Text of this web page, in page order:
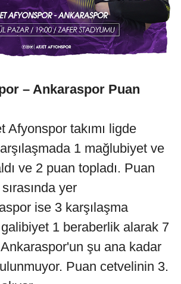
– Ankaraspor Puan
Afyonspor takımı ligde
1 mağlubiyet ve
ve 2 puan topladı. Puan
yer
ise 3 karşılaşma
1 beraberlik alarak 7
şu ana kadar
Puan cetvelinin 3.